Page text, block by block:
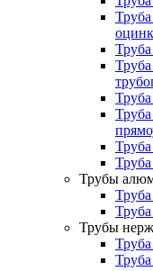
Труба
Труба
Труба
Труба
Труба
Трубы
Трубы